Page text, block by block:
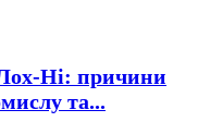
Ні: причини
та...